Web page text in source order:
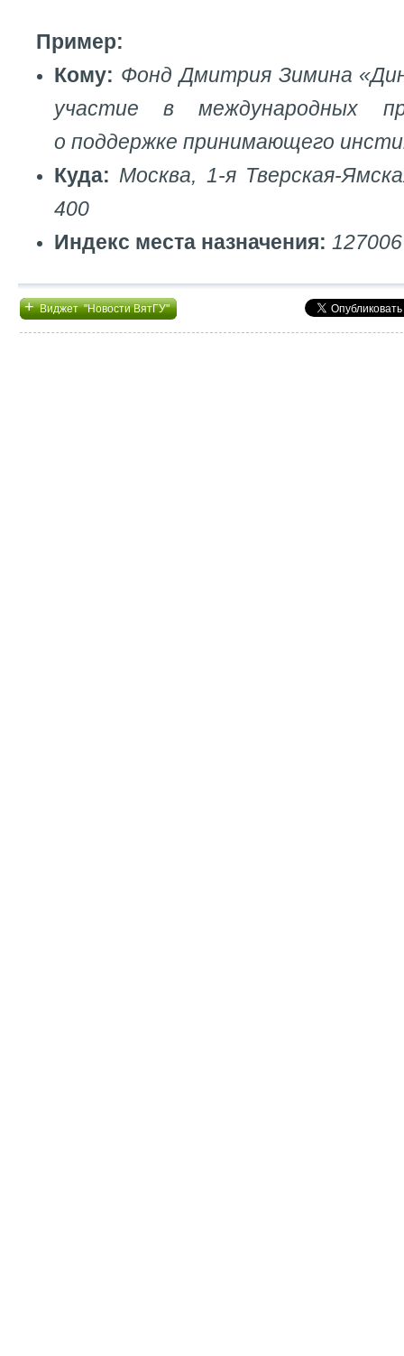
Пример:
Кому: Фонд Дмитрия Зимина
участие в международных
о поддержке принимающего
Куда: Москва, 1-я Тверская-
400
Индекс места назначения: 127006
+Виджет "Новости ВятГУ"